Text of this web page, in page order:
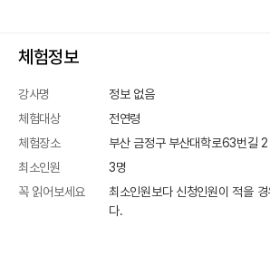
체험정보
강사명
정보 없음
체험대상
전연령
체험장소
부산 금정구 부산대학로63번길 2
최소인원
3명
꼭 읽어보세요
최소인원보다 신청인원이 적을
다.